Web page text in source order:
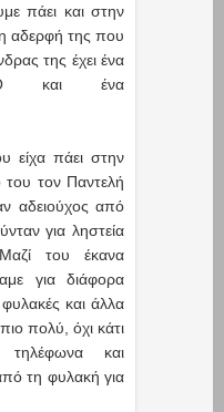
πάει και στην
αδερφή της που
της έχει ένα
και ένα
είχα πάει στην
τον Παντελή
αδειούχος από
για ληστεία
του έκανα
για διάφορα
και άλλα
πολύ, όχι κάτι
τηλέφωνα και
τη φυλακή για